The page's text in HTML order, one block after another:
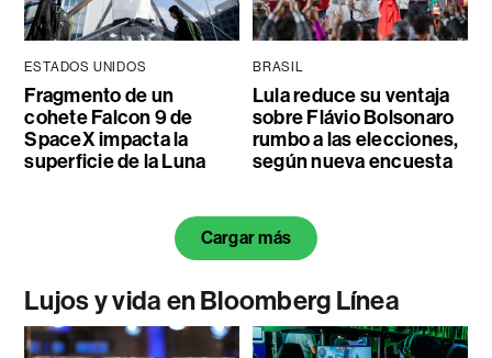
ESTADOS UNIDOS
Fragmento de un
cohete Falcon 9 de
SpaceX impacta la
superficie de la Luna
BRASIL
Lula reduce su ventaja
sobre Flávio Bolsonaro
rumbo a las elecciones,
según nueva encuesta
Cargar más
Lujos y vida en Bloomberg Línea